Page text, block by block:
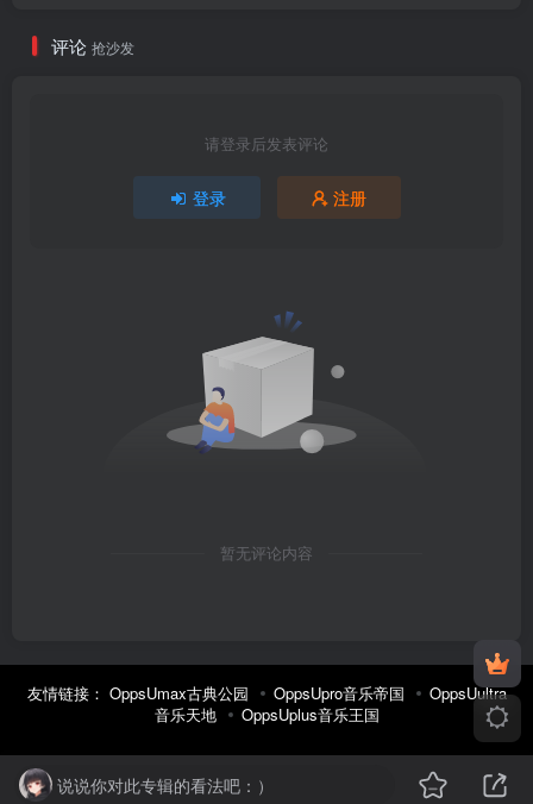
评论 抢沙发
请登录后发表评论
登录 注册
暂无评论内容
友情链接： OppsUmax古典公园 OppsUpro音乐帝国
OppsUultra
音乐天地
OppsUplus音乐王国
说说你对此专辑的看法吧：）